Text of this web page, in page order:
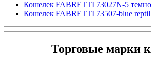
Кошелек FABRETTI 73027N-5
Кошелек FABRETTI 73507-blue
Торговые марки